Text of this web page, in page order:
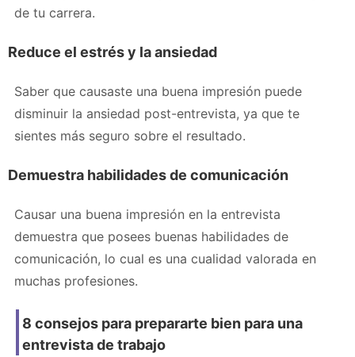
de tu carrera.
Reduce el estrés y la ansiedad
Saber que causaste una buena impresión puede
disminuir la ansiedad post-entrevista, ya que te
sientes más seguro sobre el resultado.
Demuestra habilidades de comunicación
Causar una buena impresión en la entrevista
demuestra que posees buenas habilidades de
comunicación, lo cual es una cualidad valorada en
muchas profesiones.
8 consejos para prepararte bien para una
entrevista de trabajo